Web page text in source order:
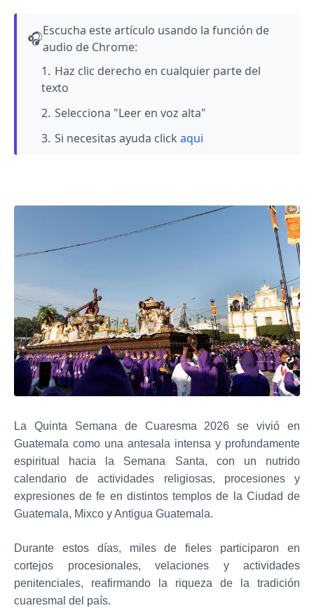
🎧Escucha este artículo usando la función de
audio de Chrome:
Haz clic derecho en cualquier parte del
texto
Selecciona "Leer en voz alta"
Si necesitas ayuda click aqui
La Quinta Semana de Cuaresma 2026 se vivió en
Guatemala como una antesala intensa y profundamente
espiritual hacia la Semana Santa, con un nutrido
calendario de actividades religiosas, procesiones y
expresiones de fe en distintos templos de la Ciudad de
Guatemala, Mixco y Antigua Guatemala.
Durante estos días, miles de fieles participaron en
cortejos procesionales, velaciones y actividades
penitenciales, reafirmando la riqueza de la tradición
cuaresmal del país.